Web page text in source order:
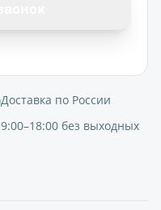
Доставка по России
9:00–18:00 без выходных